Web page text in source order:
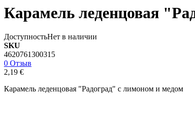
Карамель леденцовая
ДоступностьНет в наличии
SKU
4620761300315
0 Отзыв
2,19 €
Карамель леденцовая "Радоград" с лимоном и медом